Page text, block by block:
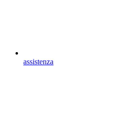
assistenza